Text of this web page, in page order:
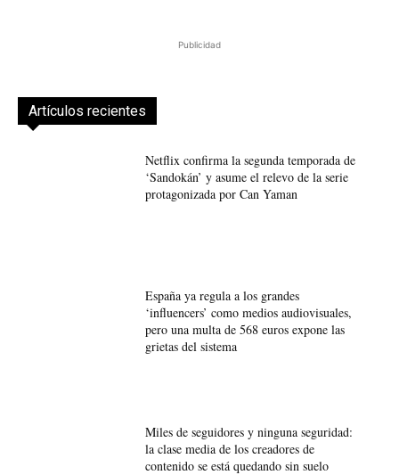
Publicidad
Artículos recientes
Netflix confirma la segunda temporada de
‘Sandokán’ y asume el relevo de la serie
protagonizada por Can Yaman
España ya regula a los grandes
‘influencers’ como medios audiovisuales,
pero una multa de 568 euros expone las
grietas del sistema
Miles de seguidores y ninguna seguridad:
la clase media de los creadores de
contenido se está quedando sin suelo